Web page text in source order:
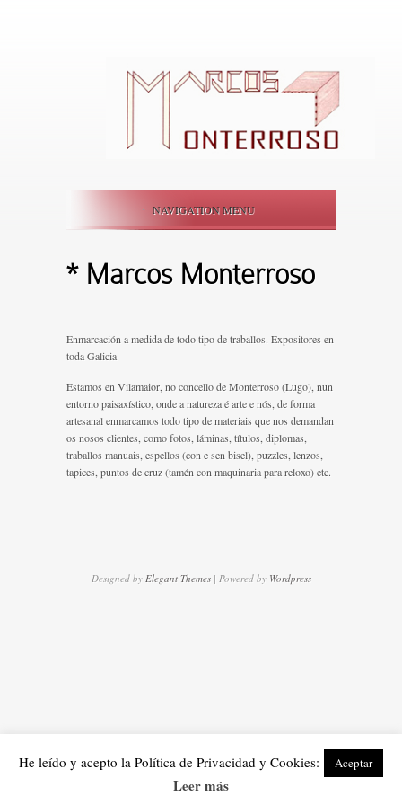
NAVIGATION MENU
* Marcos Monterroso
Enmarcación a medida de todo tipo de traballos. Expositores en
toda Galicia
Estamos en Vilamaior, no concello de Monterroso (Lugo), nun
entorno paisaxístico, onde a natureza é arte e nós, de forma
artesanal enmarcamos todo tipo de materiais que nos demandan
os nosos clientes, como fotos, láminas, títulos, diplomas,
traballos manuais, espellos (con e sen bisel), puzzles, lenzos,
tapices, puntos de cruz (tamén con maquinaria para reloxo) etc.
Designed by Elegant Themes| Powered by Wordpress
He leído y acepto la Política de Privacidad y Cookies: Aceptar
Leer más